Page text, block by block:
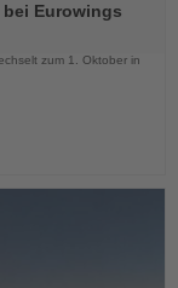
Eurowings
zum 1. Oktober in